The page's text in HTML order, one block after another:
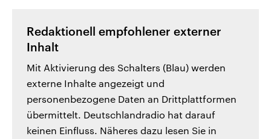
Redaktionell empfohlener externer
Inhalt
Mit Aktivierung des Schalters (Blau) werden
externe Inhalte angezeigt und
personenbezogene Daten an Drittplattformen
übermittelt. Deutschlandradio hat darauf
keinen Einfluss. Näheres dazu lesen Sie in